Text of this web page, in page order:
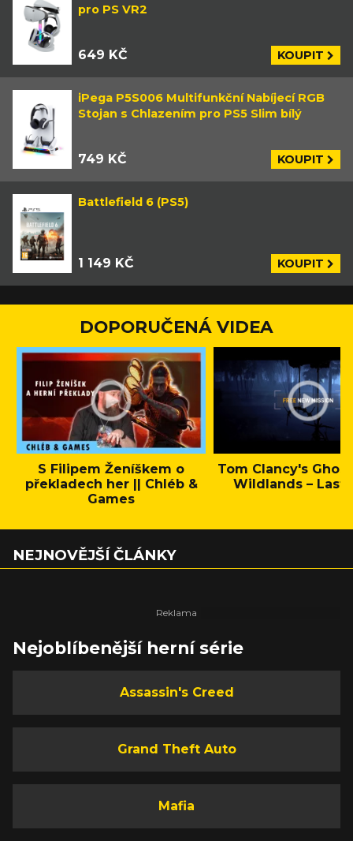
pro PS VR2
649 KČ KOUPIT
iPega P5S006 Multifunkční Nabíjecí RGB
Stojan s Chlazením pro PS5 Slim bílý
749 KČ KOUPIT
Battlefield 6 (PS5)
1 149 KČ KOUPIT
DOPORUČENÁ VIDEA
S Filipem Ženíškem o
překladech her || Chléb &
Games
Tom Clancy's
Wildlands – Last
NEJNOVĚJŠÍ ČLÁNKY
Nejoblíbenější herní série
Assassin's Creed
Grand Theft Auto
Mafia